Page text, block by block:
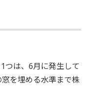
つは、6月に発生して
を埋める水準まで株